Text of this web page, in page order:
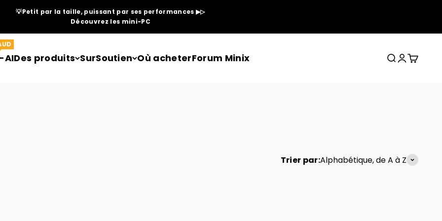
💡Petit par la taille, puissant par ses performances ▶▷
Découvrez les mini-PC
AIDes produits SurSoutien Où acheterForum Minix Recherche
Connexion
Panier
Trier par:Alphabétique, de A à Z